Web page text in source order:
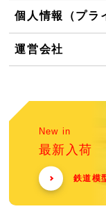
個人情報（プラ
運営会社
New in
最新入荷
鉄道模